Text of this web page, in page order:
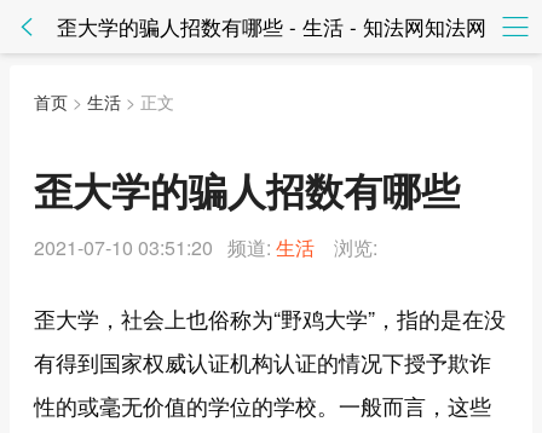
歪大学的骗人招数有哪些 - 生活 - 知法网知法网
首页 > 生活 > 正文
歪大学的骗人招数有哪些
2021-07-10 03:51:20 频道: 生活 浏览:
歪大学，社会上也俗称为“野鸡大学”，指的是在没
有得到国家权威认证机构认证的情况下授予欺诈
性的或毫无价值的学位的学校。一般而言，这些